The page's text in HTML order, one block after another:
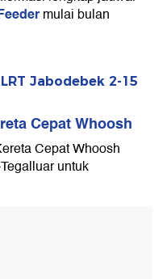
mulai bulan
Jabodebek 2-15
Cepat Whoosh
Cepat Whoosh
untuk